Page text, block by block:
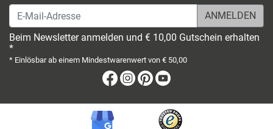
E-Mail-Adresse
Beim Newsletter anmelden und € 10,00 Gutschein erhalten
*
* Einlösbar ab einem Mindestwarenwert von € 50,00
Facebook
Instagram
Pinterest